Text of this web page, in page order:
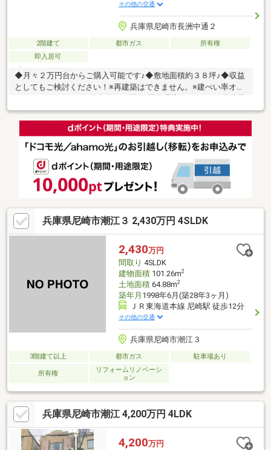
その他の交通
兵庫県尼崎市長洲中通２
2階建て 都市ガス
所有権
即入居可
◆月々２万円台からご購入可能です♪◆敷地面積約３８坪♪◆収益
としてもご検討ください！※再建築はできません。※建ぺい率オー
洲西通二丁目店まで徒歩４分尼崎長洲郵便局まで徒歩６分サンデ
ィ 尼崎長洲店まで徒歩６分コスモス 長洲本通店まで徒歩８分業務
スーパー 尼崎杭瀬店まで徒歩９分◇長洲小学校まで徒歩６分◇小
田中学校まで徒歩１０分◆◇◆今すぐご覧になられたい方
が心配な方も、まずはご相談下さい！
兵庫県尼崎市潮江３ 2,430万円 4SLDK
2,430万円
間取り 4SLDK
建物面積101.26m2
土地面積64.88m2
築年月 1998年6月(築28年3ヶ月)
ＪＲ東海道本線 尼崎駅 徒歩12分
その他の交通
兵庫県尼崎市潮江３
3階建て以上 都市ガス 駐車場あり
所有権
リフォームリノベーシ
ョン
兵庫県尼崎市潮江 4,200万円 4LDK
4,200万円